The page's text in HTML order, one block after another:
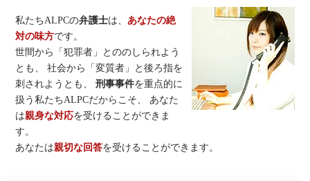
私たちALPCの弁護士は、 あなたの絶
対の味方です。
世間から「犯罪者」とののしられよう
とも、
社会から「変質者」と後ろ指を
刺されようとも、
刑事事件を重点的に
扱う私たちALPCだからこそ、
あなた
は親身な対応を受けることができま
す。
あなたは親切な回答を受けることができます。